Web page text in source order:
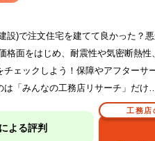
設)で注文住宅を建てて良かった？
格面をはじめ、耐震性や気密断熱
チェックしよう！保障やアフターサ
は「みんなの工務店リサーチ」だけ
よる評判
工務店